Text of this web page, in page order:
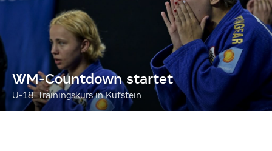
WM-Countdown startet
U-18: Trainingskurs in Kufstein